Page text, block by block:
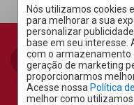
Nós utilizamos cookies
para melhorar a sua
personalizar
base em seu interesse.
com o armazenamento
geração de marketing
proporcionarmos
Acesse nossa Política
melhor como utilizamos